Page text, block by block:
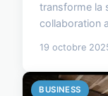
transforme la
collaboration
19 octobre
BUSINESS